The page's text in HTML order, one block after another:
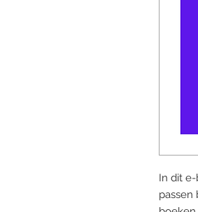
In dit
passen